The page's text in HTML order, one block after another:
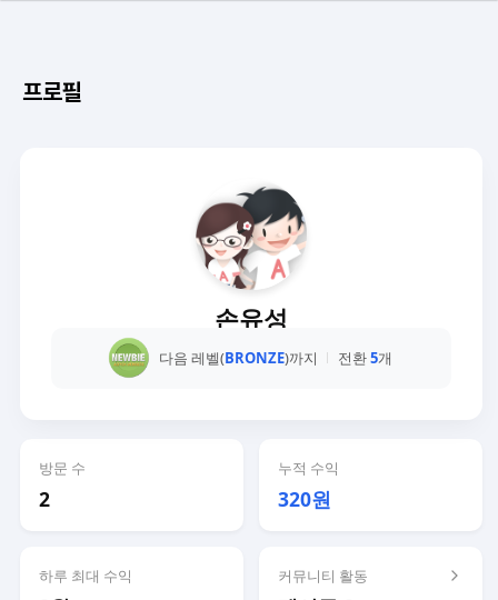
프로필
손유성
다음 레벨(BRONZE)까지 전환5개
방문 수
2
누적 수익
320원
하루 최대 수익 커뮤니티 활동